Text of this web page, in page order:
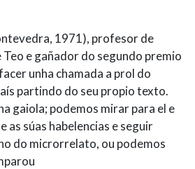
1971), profesor de
e gañador do segundo premio
unha chamada a prol do
partindo do seu propio texto.
gaiola; podemos mirar para el e
as súas habelencias e seguir
do microrrelato, ou podemos